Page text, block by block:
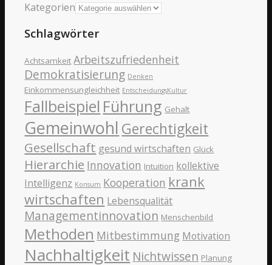
Kategorien
Schlagwörter
Achtsamkeit Arbeitszufriedenheit
Demokratisierung Denken
Einkommensungleichheit EntscheidungsKultur
Fallbeispiel Führung Gehalt
Gemeinwohl Gerechtigkeit
Gesellschaft gesund wirtschaften Glück
Hierarchie Innovation Intuition kollektive
Intelligenz Konsum Kooperation krank
wirtschaften Lebensqualität
Managementinnovation Menschenbild
Methoden Mitbestimmung Motivation
Nachhaltigkeit Nichtwissen Planung